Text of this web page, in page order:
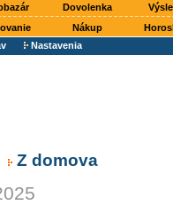
Dovolenka
Nákup
Nastavenia
Z domova